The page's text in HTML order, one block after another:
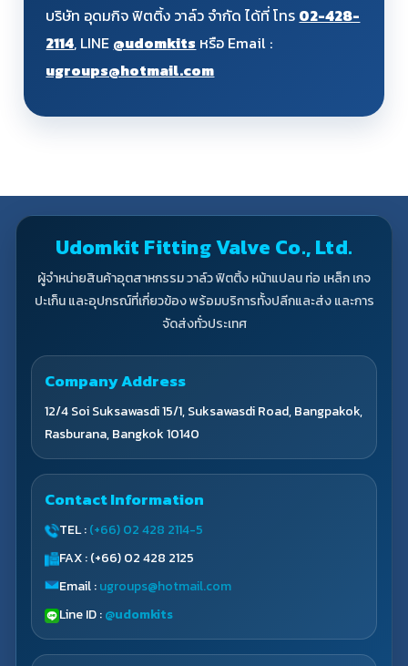
บริษัท อุดมกิจ ฟิตติ้ง วาล์ว จำกัด ได้ที่ โทร 02-428-
2114, LINE @udomkits หรือ Email :
ugroups@hotmail.com
Udomkit Fitting Valve Co., Ltd.
ผู้จำหน่ายสินค้าอุตสาหกรรม วาล์ว ฟิตติ้ง หน้าแปลน ท่อ เหล็ก เกจ
ปะเก็น และอุปกรณ์ที่เกี่ยวข้อง พร้อมบริการทั้งปลีกและส่ง และการ
จัดส่งทั่วประเทศ
Company Address
12/4 Soi Suksawasdi 15/1, Suksawasdi Road, Bangpakok,
Rasburana, Bangkok 10140
Contact Information
TEL :(+66) 02 428 2114-5
FAX : (+66) 02 428 2125
Email :ugroups@hotmail.com
Line ID :@udomkits